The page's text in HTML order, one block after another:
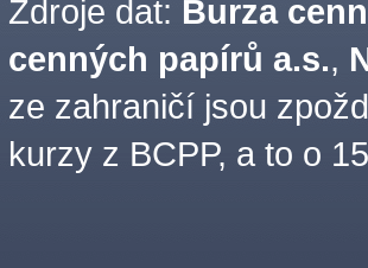
Zdroje dat: Burza
cenných papírů a.s.,
ze zahraničí jsou
kurzy z BCPP, a to o